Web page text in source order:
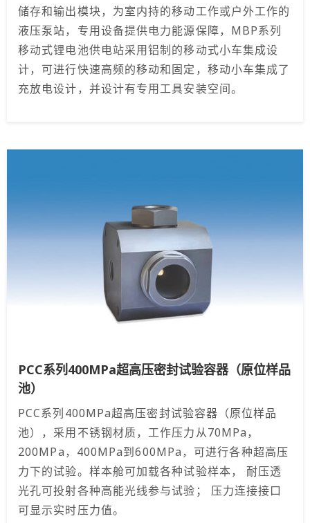
储存和输出模块，为室内持的移动工作或户外工作的
液压泵站，专用设备提供电力能源保障，MBP系列
移动式锂电池供电站采用铝制的移动式小车集成设
计，可进行快速高频的移动和固定，移动小车集成了
充放电设计，并设计有专用工具安装空间。
PCC系列400MPa超高压密封试验容器（原位样品
池）
PCC系列400MPa超高压密封试验容器（原位样品
池），采用不锈钢材质，工作压力从70MPa，
200MPa，400MPa到600MPa，可进行各种超高压
力下的试验。样本舱可加载各种试验样本， 耐压透
光孔可投射各种高能光线参与试验； 压力连接接口
可显示实时压力值。